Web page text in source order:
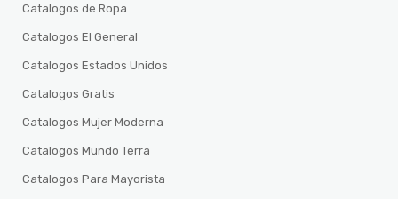
Catalogos de Ropa
Catalogos El General
Catalogos Estados Unidos
Catalogos Gratis
Catalogos Mujer Moderna
Catalogos Mundo Terra
Catalogos Para Mayorista